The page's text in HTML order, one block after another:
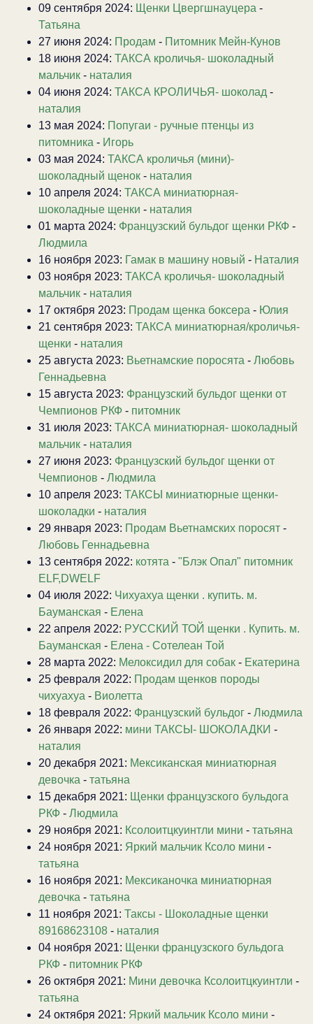
09 сентября 2024: Щенки Цвергшнауцера -
Татьяна
27 июня 2024: Продам - Питомник Мейн-Кунов
18 июня 2024: ТАКСА кроличья- шоколадный
мальчик - наталия
04 июня 2024: ТАКСА КРОЛИЧЬЯ- шоколад -
наталия
13 мая 2024: Попугаи - ручные птенцы из
питомника - Игорь
03 мая 2024: ТАКСА кроличья (мини)-
шоколадный щенок - наталия
10 апреля 2024: ТАКСА миниатюрная-
шоколадные щенки - наталия
01 марта 2024: Французский бульдог щенки РКФ -
Людмила
16 ноября 2023: Гамак в машину новый - Наталия
03 ноября 2023: ТАКСА кроличья- шоколадный
мальчик - наталия
17 октября 2023: Продам щенка боксера - Юлия
21 сентября 2023: ТАКСА миниатюрная/кроличья-
щенки - наталия
25 августа 2023: Вьетнамские поросята - Любовь
Геннадьевна
15 августа 2023: Французский бульдог щенки от
Чемпионов РКФ - питомник
31 июля 2023: ТАКСА миниатюрная- шоколадный
мальчик - наталия
27 июня 2023: Французский бульдог щенки от
Чемпионов - Людмила
10 апреля 2023: ТАКСЫ миниатюрные щенки-
шоколадки - наталия
29 января 2023: Продам Вьетнамских поросят -
Любовь Геннадьевна
13 сентября 2022: котята - "Блэк Опал" питомник
ELF,DWELF
04 июля 2022: Чихуахуа щенки . купить. м.
Бауманская - Елена
22 апреля 2022: РУССКИЙ ТОЙ щенки . Купить. м.
Бауманская - Елена - Сотелеан Той
28 марта 2022: Мелоксидил для собак - Екатерина
25 февраля 2022: Продам щенков породы
чихуахуа - Виолетта
18 февраля 2022: Французский бульдог - Людмила
26 января 2022: мини ТАКСЫ- ШОКОЛАДКИ -
наталия
20 декабря 2021: Мексиканская миниатюрная
девочка - татьяна
15 декабря 2021: Щенки французского бульдога
РКФ - Людмила
29 ноября 2021: Ксолоитцкуинтли мини - татьяна
24 ноября 2021: Яркий мальчик Ксоло мини -
татьяна
16 ноября 2021: Мексиканочка миниатюрная
девочка - татьяна
11 ноября 2021: Таксы - Шоколадные щенки
89168623108 - наталия
04 ноября 2021: Щенки французского бульдога
РКФ - питомник РКФ
26 октября 2021: Мини девочка Ксолоитцкуинтли -
татьяна
24 октября 2021: Яркий мальчик Ксоло мини -